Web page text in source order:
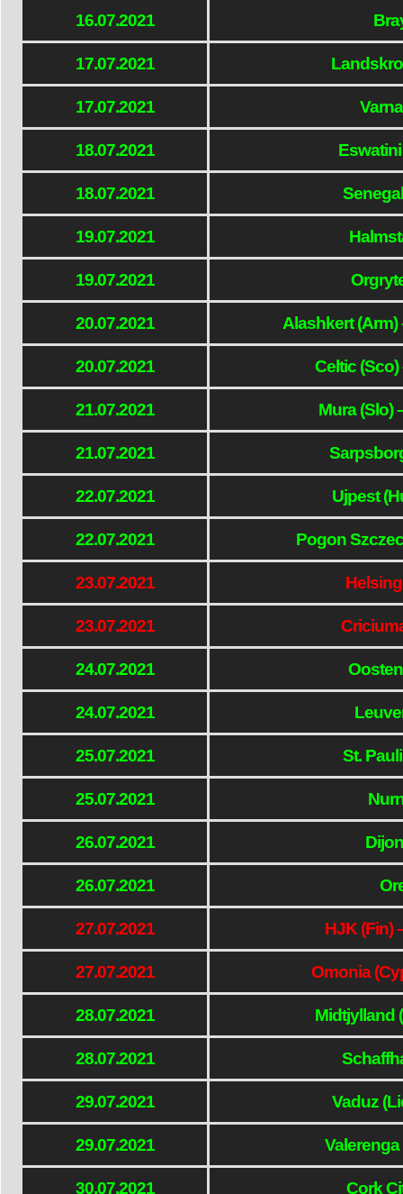
16.07.2021
17.07.2021
17.07.2021
18.07.2021
18.07.2021
19.07.2021
19.07.2021
20.07.2021 Alashkert (Arm)
20.07.2021 Celtic
21.07.2021 Mura (Slo)
21.07.2021
22.07.2021 Ujpest
22.07.2021 Pogon
23.07.2021
23.07.2021
24.07.2021
24.07.2021
25.07.2021 St.
25.07.2021
26.07.2021
26.07.2021
27.07.2021 HJK (Fin)
27.07.2021 Omonia
28.07.2021 Midtjylland
28.07.2021
29.07.2021 Vaduz
29.07.2021 Valerenga
30.07.2021 Cork